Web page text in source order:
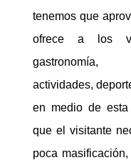
tenemos que
ofrece a los
gastronomía,
actividades,
en medio de
que el visitante
poca